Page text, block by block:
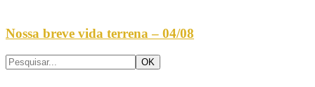
Nossa breve vida terrena – 04/08